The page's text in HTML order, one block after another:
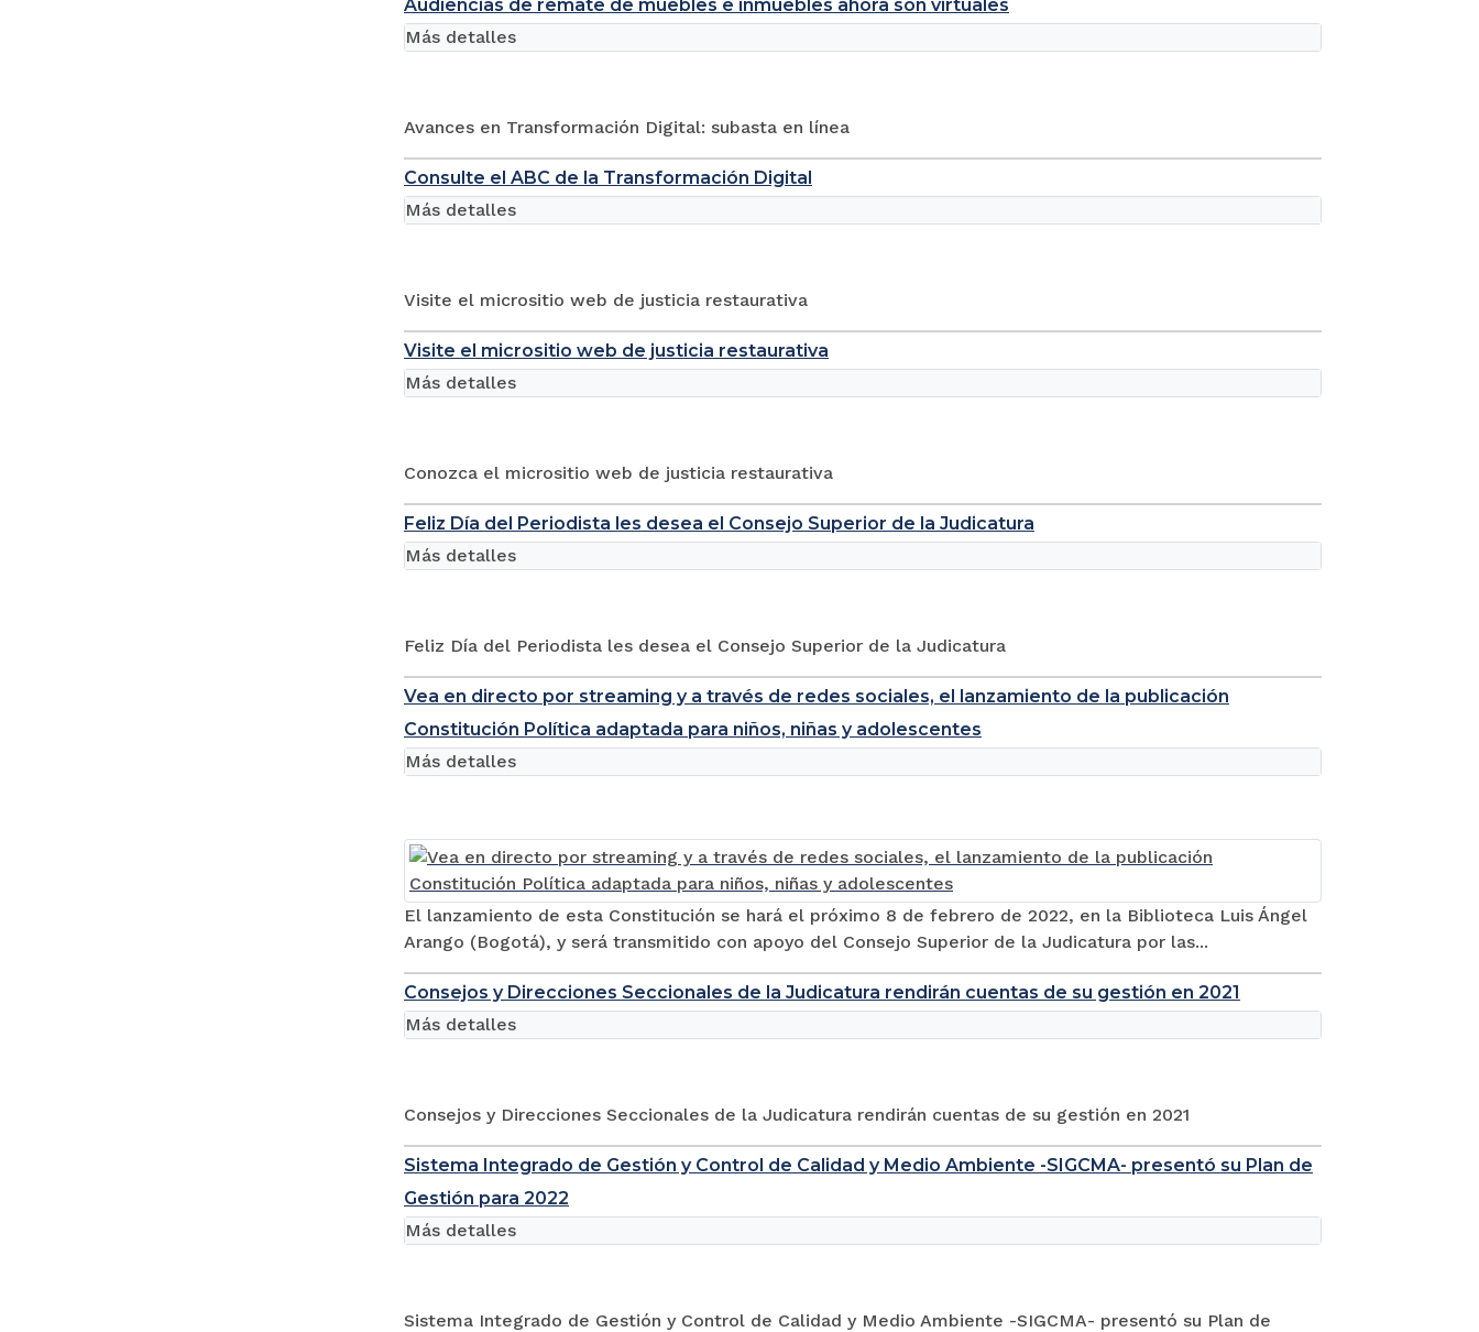
Audiencias de remate de muebles e inmuebles ahora son virtuales
Avances en Transformación Digital: subasta en línea
Más detalles
Consulte el ABC de la Transformación Digital
Visite el micrositio web de justicia restaurativa
Más detalles
Visite el micrositio web de justicia restaurativa
Conozca el micrositio web de justicia restaurativa
Más detalles
Feliz Día del Periodista les desea el Consejo Superior de la Judicatura
Feliz Día del Periodista les desea el Consejo Superior de la Judicatura
Más detalles
Vea en directo por streaming y a través de redes sociales, el lanzamiento de la publicación
Constitución Política adaptada para niños, niñas y adolescentes
El lanzamiento de esta Constitución se hará el próximo 8 de febrero de 2022, en la Biblioteca Luis Ángel
Arango (Bogotá), y será transmitido con apoyo del Consejo Superior de la Judicatura por las...
Más detalles
Consejos y Direcciones Seccionales de la Judicatura rendirán cuentas de su gestión en 2021
Consejos y Direcciones Seccionales de la Judicatura rendirán cuentas de su gestión en 2021
Más detalles
Sistema Integrado de Gestión y Control de Calidad y Medio Ambiente -SIGCMA- presentó su Plan de
Gestión para 2022
Sistema Integrado de Gestión y Control de Calidad y Medio Ambiente -SIGCMA- presentó su Plan de
Más detalles